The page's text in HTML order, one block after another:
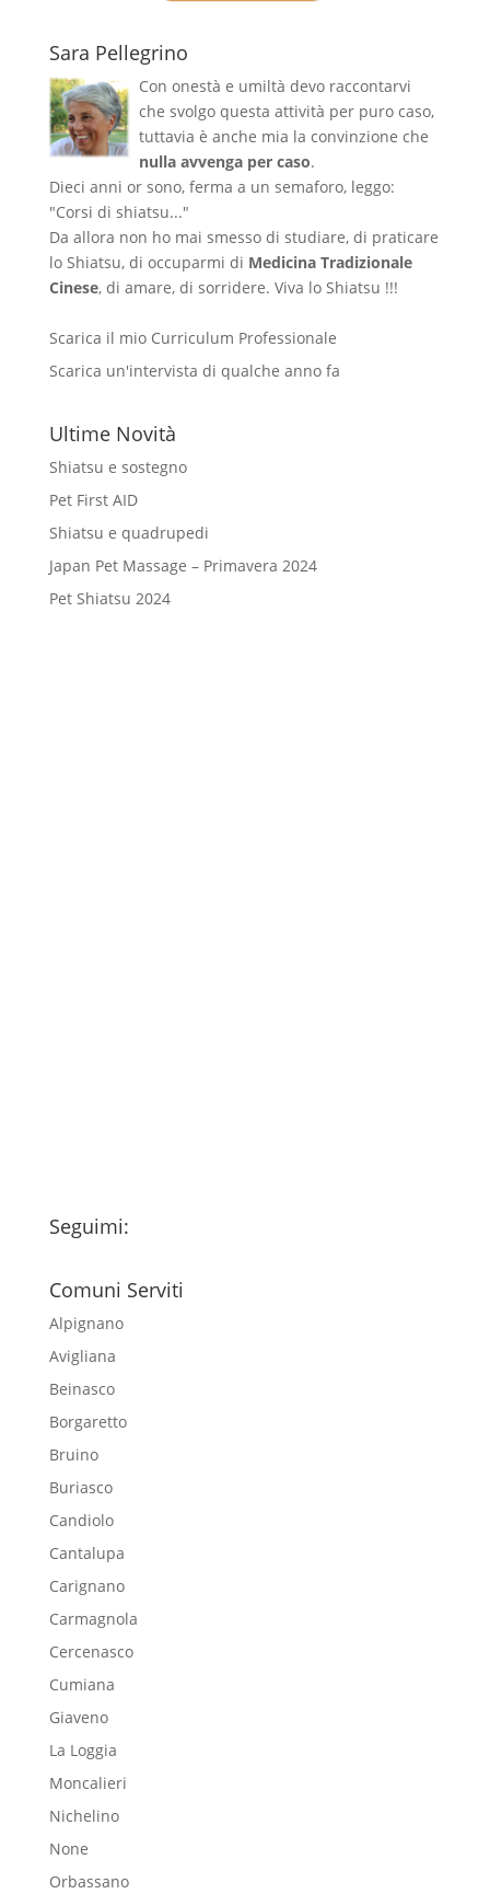
Sara Pellegrino
Con onestà e umiltà devo raccontarvi
che svolgo questa attività per puro caso,
tuttavia è anche mia la convinzione che
nulla avvenga per caso.
Dieci anni or sono, ferma a un semaforo, leggo:
"Corsi di shiatsu..."
Da allora non ho mai smesso di studiare, di praticare
lo Shiatsu, di occuparmi di Medicina Tradizionale
Cinese, di amare, di sorridere. Viva lo Shiatsu !!!
Scarica il mio Curriculum Professionale
Scarica un'intervista di qualche anno fa
Ultime Novità
Shiatsu e sostegno
Pet First AID
Shiatsu e quadrupedi
Japan Pet Massage – Primavera 2024
Pet Shiatsu 2024
Seguimi:
Comuni Serviti
Alpignano
Avigliana
Beinasco
Borgaretto
Bruino
Buriasco
Candiolo
Cantalupa
Carignano
Carmagnola
Cercenasco
Cumiana
Giaveno
La Loggia
Moncalieri
Nichelino
None
Orbassano